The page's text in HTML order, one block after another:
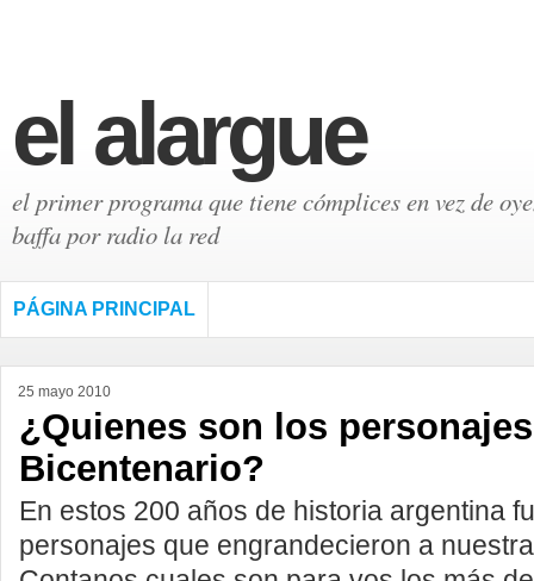
el alargue
el primer programa que tiene cómplices en vez de
baffa por radio la red
PÁGINA PRINCIPAL
25 mayo 2010
¿Quienes son los
Bicentenario?
En estos 200 años de historia argentina
personajes que engrandecieron a